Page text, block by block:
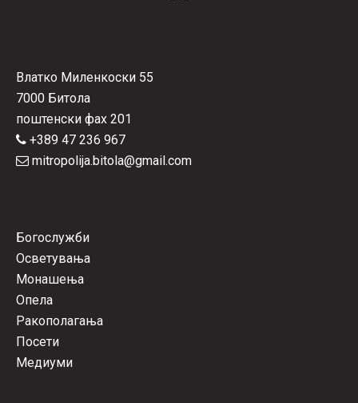
Влатко Миленкоски 55
7000 Битола
поштенски фах 201
+389 47 236 967
mitropolija.bitola@gmail.com
Богослужби
Осветувања
Монашења
Опела
Ракополагања
Посети
Медиуми